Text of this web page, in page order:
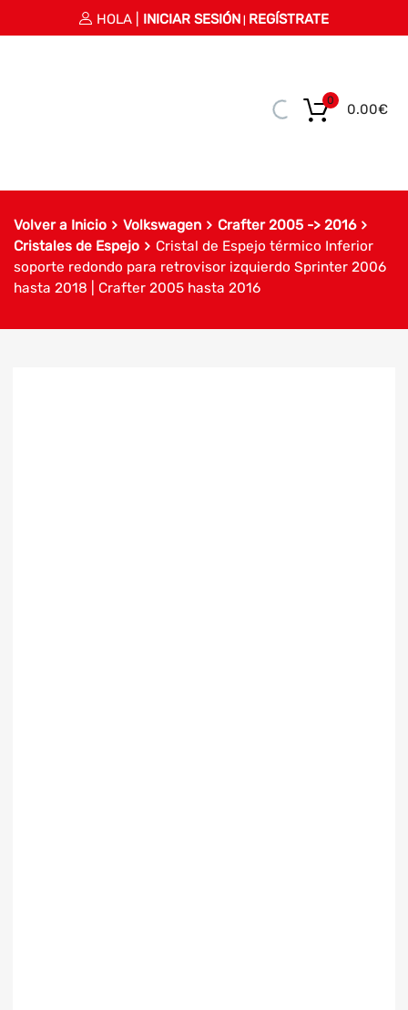
HOLA | INICIAR SESIÓN REGÍSTRATE
0.00€
0
Volver a Inicio Volkswagen
Crafter 2005 -> 2016
Cristales de Espejo
Cristal de Espejo térmico Inferior
soporte redondo para retrovisor izquierdo Sprinter 2006
hasta 2018 | Crafter 2005 hasta 2016